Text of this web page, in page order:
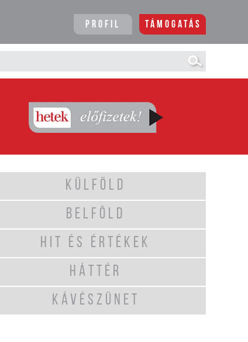
Profil Támogatás
KÜLFÖLD
BELFÖLD
HIT ÉS ÉRTÉKEK
HÁTTÉR
KÁVÉSZÜNET